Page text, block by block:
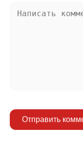
Отправить